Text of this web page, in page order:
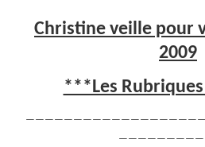
Christine veille pour
2009
***Les